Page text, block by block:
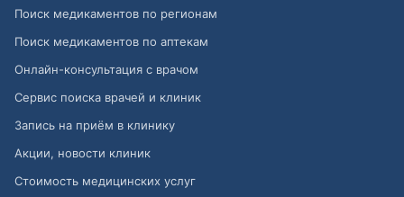
Поиск медикаментов по регионам
Поиск медикаментов по аптекам
Онлайн-консультация с врачом
Сервис поиска врачей и клиник
Запись на приём в клинику
Акции, новости клиник
Стоимость медицинских услуг